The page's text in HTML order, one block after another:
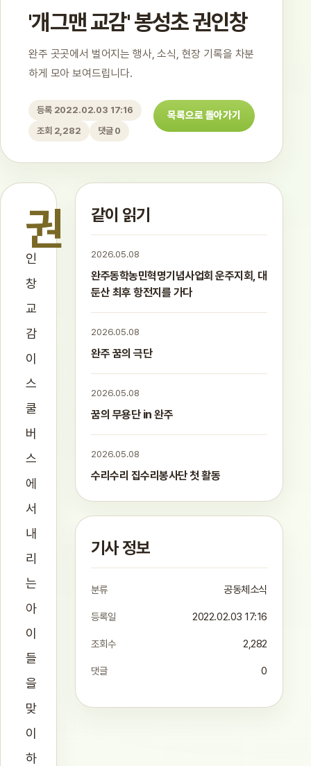
'개그맨 교감' 봉성초 권인창
완주 곳곳에서 벌어지는 행사, 소식, 현장 기록을 차분
하게 모아 보여드립니다.
등록 2022.02.03 17:16
조회 2,282
댓글 0
목록으로 돌아가기
권
인
창
교
감
이
스
쿨
버
스
에
서
내
리
는
아
이
들
을
맞
이
하
같이 읽기
2026.05.08
완주동학농민혁명기념사업회 운주지회, 대
둔산 최후 항전지를 가다
2026.05.08
완주 꿈의 극단
2026.05.08
꿈의 무용단 in 완주
2026.05.08
수리수리 집수리봉사단 첫 활동
기사 정보
분류 공동체소식
등록일 2022.02.03 17:16
조회수 2,282
댓글 0